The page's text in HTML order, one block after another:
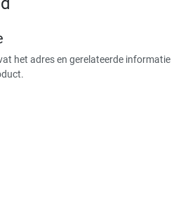
het adres en gerelateerde informatie